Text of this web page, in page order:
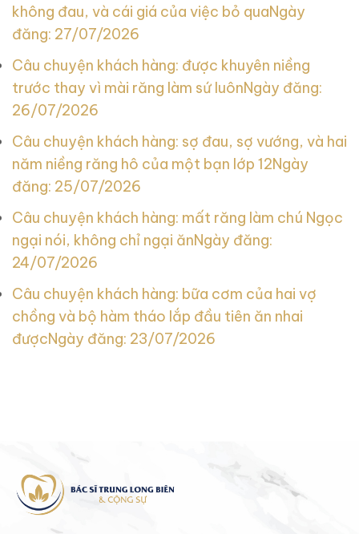
không đau, và cái giá của việc bỏ quaNgày
đăng: 27/07/2026
Câu chuyện khách hàng: được khuyên niềng
trước thay vì mài răng làm sứ luônNgày đăng:
26/07/2026
Câu chuyện khách hàng: sợ đau, sợ vướng, và hai
năm niềng răng hô của một bạn lớp 12Ngày
đăng: 25/07/2026
Câu chuyện khách hàng: mất răng làm chú Ngọc
ngại nói, không chỉ ngại ănNgày đăng:
24/07/2026
Câu chuyện khách hàng: bữa cơm của hai vợ
chồng và bộ hàm tháo lắp đầu tiên ăn nhai
đượcNgày đăng: 23/07/2026